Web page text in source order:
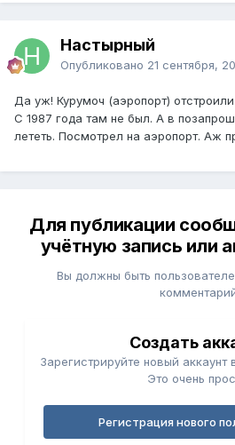
Настырный
Опубликовано 21 сентября,
Да уж! Курумоч (аэропорт) отстроили
С 1987 года там не был. А в
лететь. Посмотрел на аэропорт. Аж
Для публикации
учётную запись или
Вы должны быть
Создать
Зарегистрируйте новый
Это очень
Регистрация нового